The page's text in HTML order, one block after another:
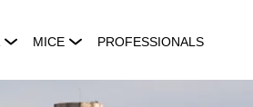
MICE PROFESSIONALS